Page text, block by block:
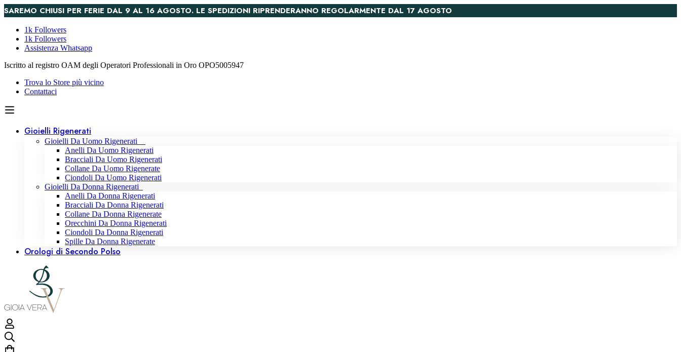
SAREMO CHIUSI PER FERIE DAL 9 AL 16 AGOSTO. LE SPEDIZIONI RIPRENDERANNO REGOLARMENTE DAL 17 AGOSTO
1k Followers
1k Followers
Assistenza Whatsapp
Iscritto al registro OAM degli Operatori Professionali in Oro OPO5005947
Trova lo Store più vicino
Contattaci
Gioielli Rigenerati
Gioielli Da Uomo Rigenerati
Anelli Da Uomo Rigenerati
Bracciali Da Uomo Rigenerati
Collane Da Uomo Rigenerate
Ciondoli Da Uomo Rigenerati
Gioielli Da Donna Rigenerati
Anelli Da Donna Rigenerati
Bracciali Da Donna Rigenerati
Collane Da Donna Rigenerate
Orecchini Da Donna Rigenerati
Ciondoli Da Donna Rigenerati
Spille Da Donna Rigenerate
Orologi di Secondo Polso